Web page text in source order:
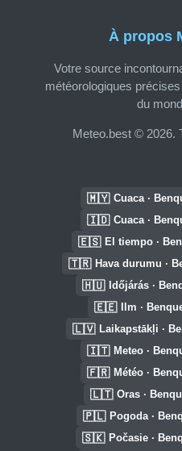
À propos
Votre source
météorologiques
du
Meteo.best © 2026.
🇲🇾 Cuaca ·
🇮🇩 Cuaca ·
🇪🇸 El tiempo ·
🇹🇷 Hava durumu ·
🇭🇺 Időjárás ·
🇪🇪 Ilm ·
🇱🇻 Laikapstākļi ·
🇮🇹 Meteo ·
🇫🇷 Météo ·
🇱🇹 Oras ·
🇵🇱 Pogoda ·
🇸🇰 Počasie ·